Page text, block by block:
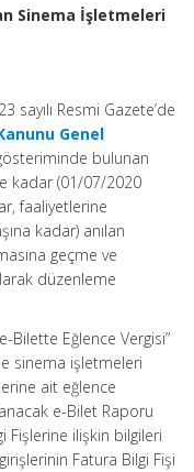
Sinema İşletmeleri
Resmi Gazete’de
Genel
bulunan
kadar (01/07/2020
faaliyetlerine
kadar) anılan
geçme ve
düzenleme
Bilette Eğlence Vergisi”
sinema işletmeleri
ait eğlence
e-Bilet Raporu
Fişlerine ilişkin bilgileri
Fatura Bilgi Fişi